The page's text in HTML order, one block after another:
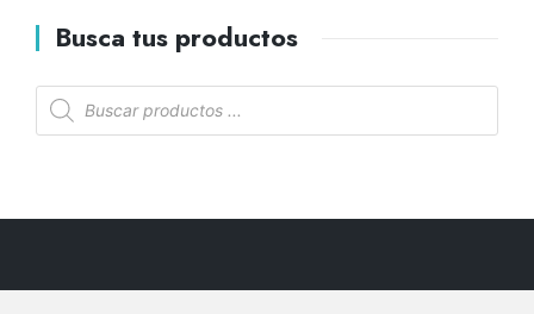
Busca tus productos